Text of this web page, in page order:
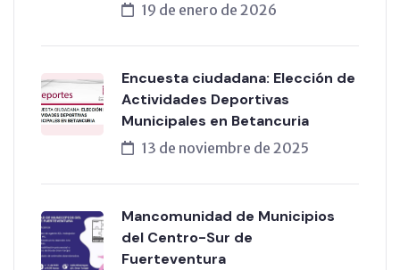
19 de enero de 2026
Encuesta ciudadana: Elección de
Actividades Deportivas
Municipales en Betancuria
13 de noviembre de 2025
Mancomunidad de Municipios
del Centro-Sur de
Fuerteventura